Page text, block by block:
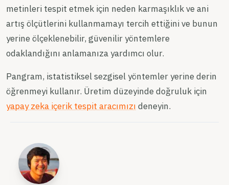
metinleri tespit etmek için neden karmaşıklık ve ani
artış ölçütlerini kullanmamayı tercih ettiğini ve bunun
yerine ölçeklenebilir, güvenilir yöntemlere
odaklandığını anlamanıza yardımcı olur.
Pangram, istatistiksel sezgisel yöntemler yerine derin
öğrenmeyi kullanır. Üretim düzeyinde doğruluk için
yapay zeka içerik tespit aracımızı deneyin.